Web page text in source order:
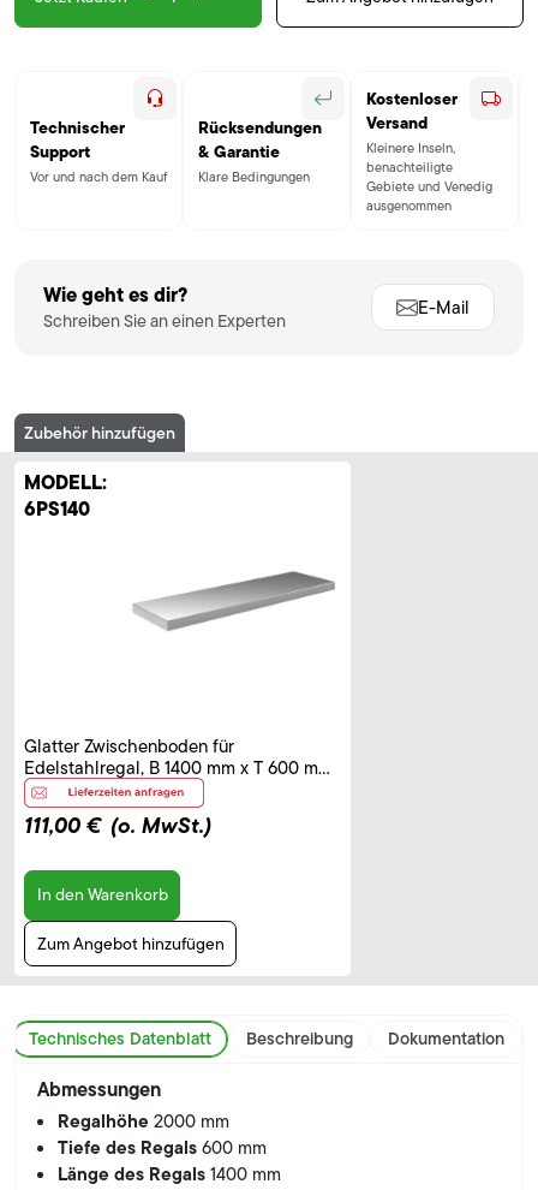
Technischer
Support
Vor und nach dem Kauf
Rücksendungen
& Garantie
Klare Bedingungen
Kostenloser
Versand
Kleinere Inseln,
benachteiligte
Gebiete und Venedig
ausgenommen
Wie geht es dir?
Schreiben Sie an einen Experten
E-Mail
Zubehör hinzufügen
MODELL:
6PS140
Glatter Zwischenboden für
Edelstahlregal, B 1400 mm x T 600 mm
x T 40 mm
111,00 € (o. MwSt.)
In den Warenkorb
Zum Angebot hinzufügen
Technisches Datenblatt Beschreibung Dokumentation
Abmessungen
Regalhöhe2000 mm
Tiefe des Regals600 mm
Länge des Regals1400 mm